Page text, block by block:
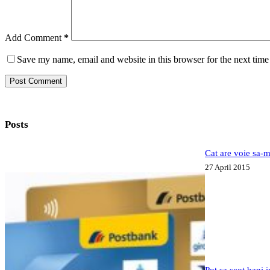
Add Comment *
Save my name, email and website in this browser for the next
Post Comment
Posts
Cat are voie sa-
27 April 2015